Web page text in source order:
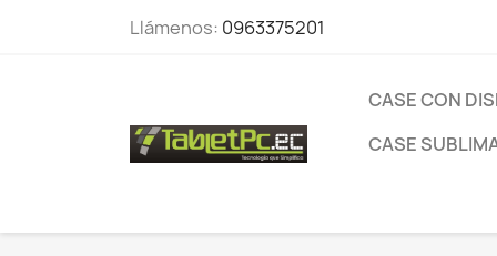
Llámenos: 0963375201
CASE CON
CASE